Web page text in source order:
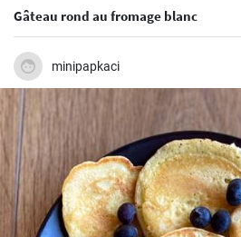
Gâteau rond au fromage blanc
minipapkaci